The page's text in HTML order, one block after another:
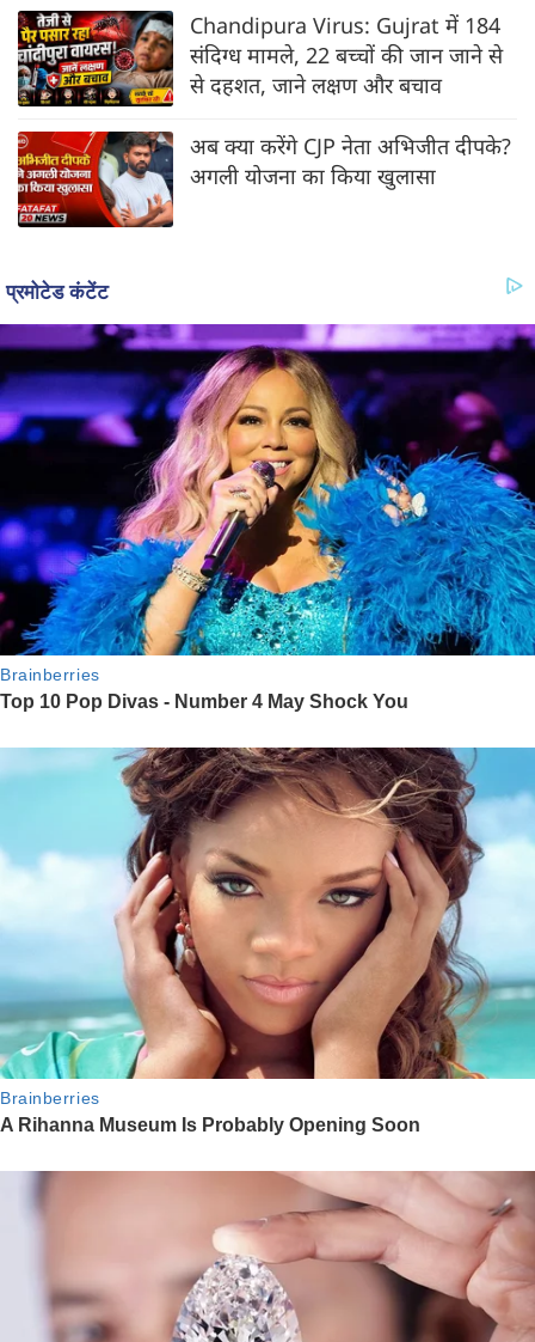
Chandipura Virus: Gujrat में 184
संदिग्ध मामले, 22 बच्चों की जान जाने से
से दहशत, जाने लक्षण और बचाव
अब क्या करेंगे CJP नेता अभिजीत दीपके?
अगली योजना का किया खुलासा